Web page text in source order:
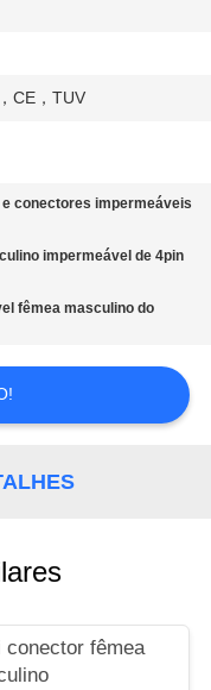
CE，TUV
e conectores impermeáveis
impermeável de 4pin
fêmea masculino do
conector fêmea